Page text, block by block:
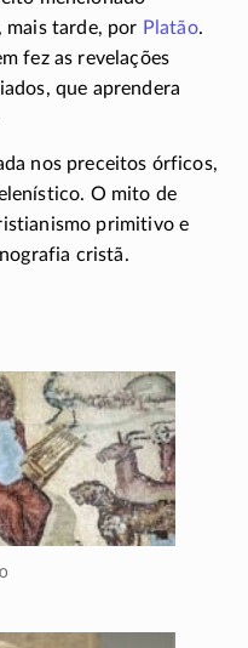
mais tarde, por Platão.
fez as revelações
que aprendera
nos preceitos órficos,
O mito de
primitivo e
cristã.